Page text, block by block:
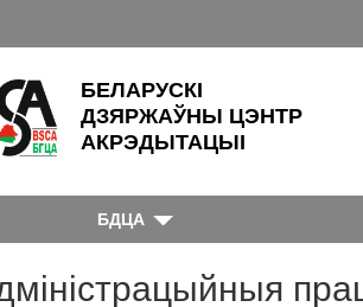
БЕЛАРУСКІ
ДЗЯРЖАЎНЫ ЦЭНТР
АКРЭДЫТАЦЫІ
БДЦА